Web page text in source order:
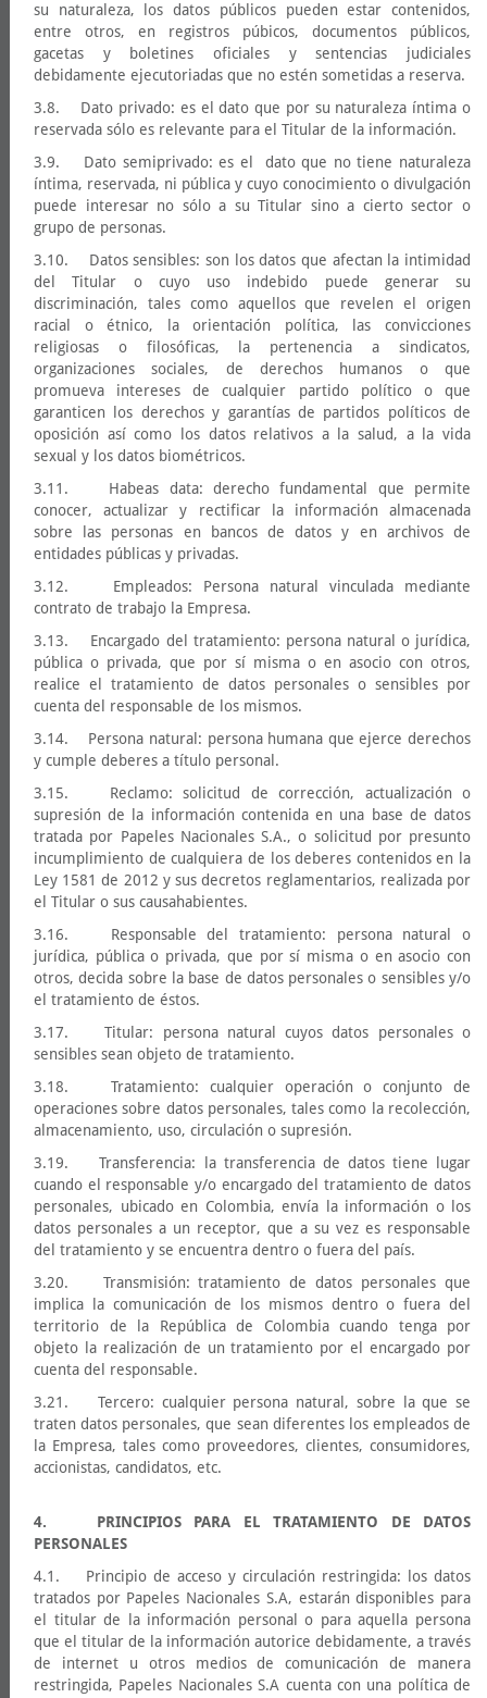
su naturaleza, los datos públicos pueden estar contenidos,
entre otros, en registros púbicos, documentos públicos,
gacetas y boletines oficiales y sentencias judiciales
debidamente ejecutoriadas que no estén sometidas a reserva.
3.8. Dato privado: es el dato que por su naturaleza íntima o
reservada sólo es relevante para el Titular de la información.
3.9. Dato semiprivado: es el dato que no tiene naturaleza
íntima, reservada, ni pública y cuyo conocimiento o divulgación
puede interesar no sólo a su Titular sino a cierto sector o
grupo de personas.
3.10. Datos sensibles: son los datos que afectan la intimidad
del Titular o cuyo uso indebido puede generar su
discriminación, tales como aquellos que revelen el origen
racial o étnico, la orientación política, las convicciones
religiosas o filosóficas, la pertenencia a sindicatos,
organizaciones sociales, de derechos humanos o que
promueva intereses de cualquier partido político o que
garanticen los derechos y garantías de partidos políticos de
oposición así como los datos relativos a la salud, a la vida
sexual y los datos biométricos.
3.11. Habeas data: derecho fundamental que permite
conocer, actualizar y rectificar la información almacenada
sobre las personas en bancos de datos y en archivos de
entidades públicas y privadas.
3.12. Empleados: Persona natural vinculada mediante
contrato de trabajo la Empresa.
3.13. Encargado del tratamiento: persona natural o jurídica,
pública o privada, que por sí misma o en asocio con otros,
realice el tratamiento de datos personales o sensibles por
cuenta del responsable de los mismos.
3.14. Persona natural: persona humana que ejerce derechos
y cumple deberes a título personal.
3.15. Reclamo: solicitud de corrección, actualización o
supresión de la información contenida en una base de datos
tratada por Papeles Nacionales S.A., o solicitud por presunto
incumplimiento de cualquiera de los deberes contenidos en la
Ley 1581 de 2012 y sus decretos reglamentarios, realizada por
el Titular o sus causahabientes.
3.16. Responsable del tratamiento: persona natural o
jurídica, pública o privada, que por sí misma o en asocio con
otros, decida sobre la base de datos personales o sensibles y/o
el tratamiento de éstos.
3.17. Titular: persona natural cuyos datos personales o
sensibles sean objeto de tratamiento.
3.18. Tratamiento: cualquier operación o conjunto de
operaciones sobre datos personales, tales como la recolección,
almacenamiento, uso, circulación o supresión.
3.19. Transferencia: la transferencia de datos tiene lugar
cuando el responsable y/o encargado del tratamiento de datos
personales, ubicado en Colombia, envía la información o los
datos personales a un receptor, que a su vez es responsable
del tratamiento y se encuentra dentro o fuera del país.
3.20. Transmisión: tratamiento de datos personales que
implica la comunicación de los mismos dentro o fuera del
territorio de la República de Colombia cuando tenga por
objeto la realización de un tratamiento por el encargado por
cuenta del responsable.
3.21. Tercero: cualquier persona natural, sobre la que se
traten datos personales, que sean diferentes los empleados de
la Empresa, tales como proveedores, clientes, consumidores,
accionistas, candidatos, etc.
4. PRINCIPIOS PARA EL TRATAMIENTO DE DATOS
PERSONALES
4.1. Principio de acceso y circulación restringida: los datos
tratados por Papeles Nacionales S.A, estarán disponibles para
el titular de la información personal o para aquella persona
que el titular de la información autorice debidamente, a través
de internet u otros medios de comunicación de manera
restringida, Papeles Nacionales S.A cuenta con una política de